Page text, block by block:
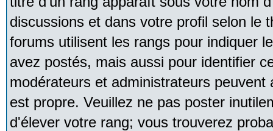
discussions et dans votre profil selon le
forums utilisent les rangs pour indiquer
avez postés, mais aussi pour identifier
modérateurs et administrateurs
est propre. Veuillez ne pas poster
d'élever votre rang; vous trouverez